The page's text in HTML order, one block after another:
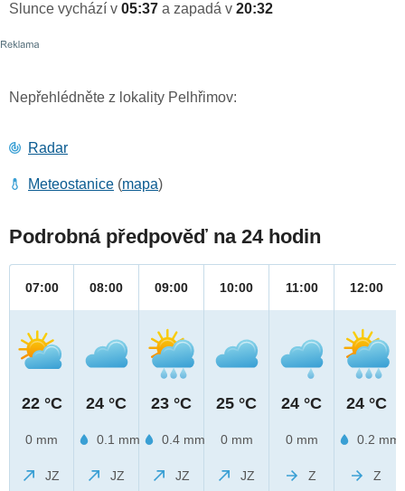
Slunce vychází v 05:37 a zapadá v 20:32
Nepřehlédněte z lokality Pelhřimov:
Radar
Meteostanice (mapa)
Podrobná předpověď na 24 hodin
07:00
22 °C
0 mm
JZ
08:00
24 °C
0.1 mm
JZ
09:00
23 °C
0.4 mm
JZ
10:00
25 °C
0 mm
JZ
11:00
24 °C
0 mm
Z
12:00
24 °C
0.2 mm
Z